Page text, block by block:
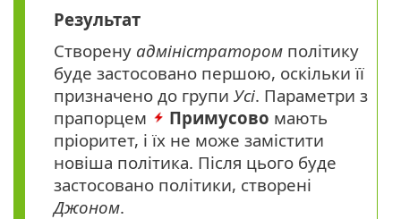
Результат
Створену адміністратором політику
буде застосовано першою, оскільки її
призначено до групи Усі. Параметри з
прапорцем
Примусово мають
пріоритет, і їх не може замістити
новіша політика. Після цього буде
застосовано політики, створені
Джоном.